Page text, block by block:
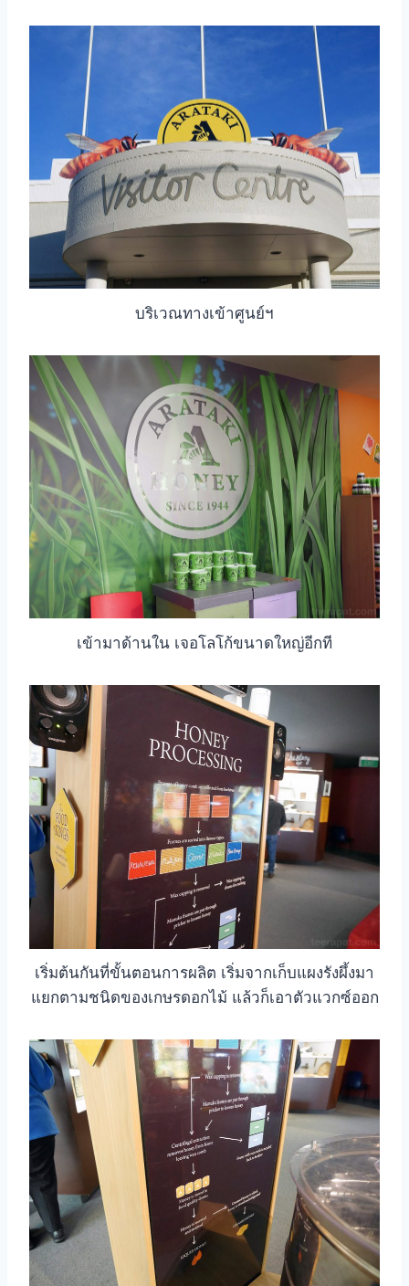
บริเวณทางเข้าศูนย์ฯ
เข้ามาด้านใน เจอโลโก้ขนาดใหญ่อีกที
เริ่มต้นกันที่ขั้นตอนการผลิต เริ่มจากเก็บแผงรังผึ้งมา
แยกตามชนิดของเกษรดอกไม้ แล้วก็เอาตัวแวกซ์ออก